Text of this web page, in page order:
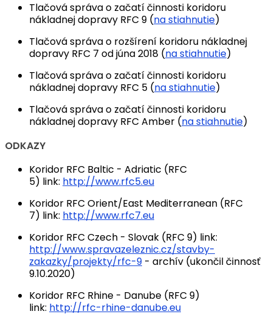
Tlačová správa o začatí činnosti koridoru
nákladnej dopravy RFC 9 (na stiahnutie)
Tlačová správa o rozšírení koridoru nákladnej
dopravy RFC 7 od júna 2018 (na stiahnutie)
Tlačová správa o začatí činnosti koridoru
nákladnej dopravy RFC 5 (na stiahnutie)
Tlačová správa o začatí činnosti koridoru
nákladnej dopravy RFC Amber (na stiahnutie)
ODKAZY
Koridor RFC Baltic - Adriatic (RFC
5) link: http://www.rfc5.eu
Koridor RFC Orient/East Mediterranean (RFC
7) link: http://www.rfc7.eu
Koridor RFC Czech - Slovak (RFC 9) link:
http://www.spravazeleznic.cz/stavby-
zakazky/projekty/rfc-9 - archív (ukončil činnosť
9.10.2020)
Koridor RFC Rhine - Danube (RFC 9)
link: http://rfc-rhine-danube.eu